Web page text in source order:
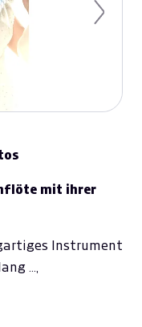
Next
mit ihrer
Instrument
…,